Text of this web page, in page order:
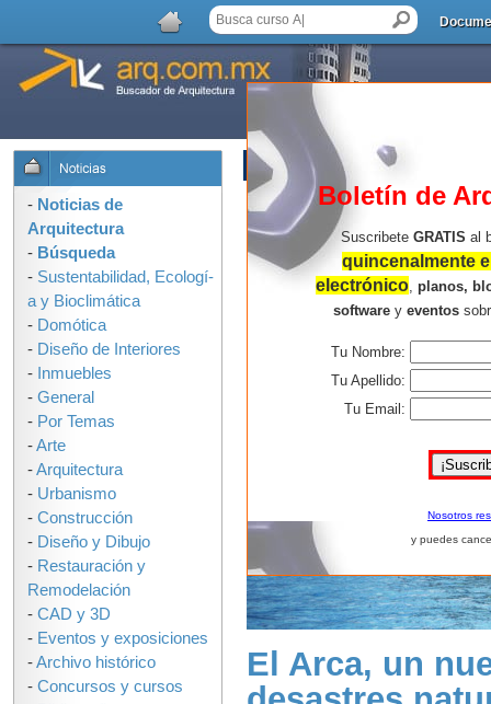
LISTA DE COMENTARIOS
El Arca, un
Boletín de
Suscribete GRATIS al
quincenalmente
electrónico, planos,
softwarey eventos
Tu Nombre:
Tu Apellido:
Tu Email:
Nosotros
y puedes
- Noticias de
Arquitectura
- Búsqueda
- Sustentabilidad, Ecologí­
a y Bioclimática
- Domótica
- Diseño de Interiores
- Inmuebles
- General
- Por Temas
-Arte
-Arquitectura
- Urbanismo
- Construcción
- Diseño y Dibujo
- Restauración y
Remodelación
- CAD y 3D
- Eventos y exposiciones
-Archivo histórico
- Concursos y cursos